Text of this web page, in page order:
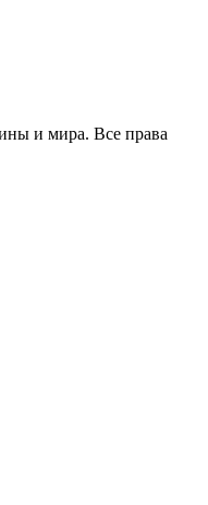
и мира. Все права